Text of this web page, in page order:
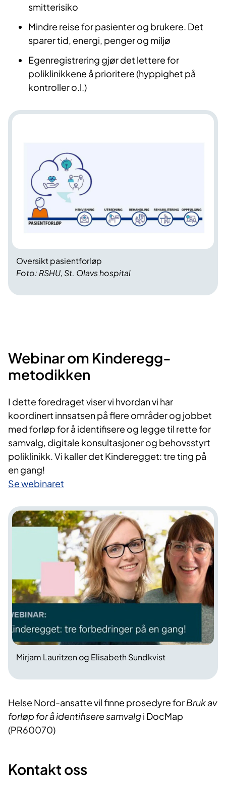
smitterisiko
Mindre reise for pasienter og brukere. Det
sparer tid, energi, penger og miljø
Egenregistrering gjør det lettere for
poliklinikkene å prioritere (hyppighet på
kontroller o.l.)
Foto: RSHU, St. Olavs hospital
Oversikt pasientforløp
Webinar om Kinderegg-
metodikken
I dette foredraget viser vi hvordan vi har
koordinert innsatsen på flere områder og jobbet
med forløp for å identifisere og legge til rette for
samvalg, digitale konsultasjoner og behovsstyrt
poliklinikk. Vi kaller det Kinderegget: tre ting på
en gang!
Se webinaret
Mirjam Lauritzen og Elisabeth Sundkvist
Helse Nord-ansatte vil finne prosedyre forBruk av
forløp for å identifisere samvalgi DocMap
(PR60070)
Kontakt oss